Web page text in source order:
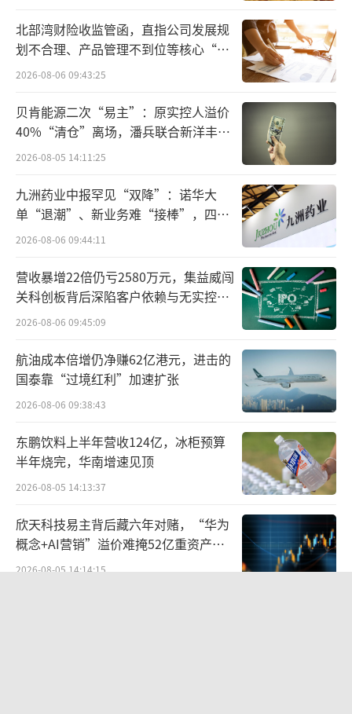
Olé food Hall和Olé supermarket三条产品线
服务更多细分人群。接下来，将加速拓展全新
的三个产品线门店规模，以全新的品牌矩阵布
局目标城市的核心商圈。
高价格难匹配消费需求
blt的曲折发展历程，折射出高端超市在当
前零售环境中的“水土不服”。随着消费者对
高品质商品需求的不断提升，高端超市逐渐成
为零售企业竞相布局的重要领域。众多品牌纷
纷推出高端业态门店，例如永辉旗下的Bravo Y
H、大润发推出的大润发Super以及盒马旗下的
也加入了这一赛道，如绿地集团旗下的G-super
和上海久光百货的Freshmart等。
高端超市业态在初期备受关注，进入零售
新阶段，高端超市的竞争环境发生了明显变
化，新零售受追捧、会员店加速布局等逐步挤
本和高客单价与消费者追求性价比存在差异，
均导致多家高端超市品牌发展遇到瓶颈。2024
北部湾财险收监管函，直指公司发展规
划不合理、产品管理不到位等核心“痛
点”
2026-08-06 09:43:25
贝肯能源二次“易主”：原实控人溢价
40%“清仓”离场，潘兵联合新洋丰、
宏科百世拟入主
2026-08-05 14:11:25
九洲药业中报罕见“双降”：诺华大
单“退潮”、新业务难“接棒”，四大
难关待闯
2026-08-06 09:44:11
营收暴增22倍仍亏2580万元，集益威闯
关科创板背后深陷客户依赖与无实控人
困局
2026-08-06 09:45:09
航油成本倍增仍净赚62亿港元，进击的
国泰靠“过境红利”加速扩张
2026-08-06 09:38:43
东鹏饮料上半年营收124亿，冰柜预算
半年烧完，华南增速见顶
2026-08-05 14:13:37
欣天科技易主背后藏六年对赌，“华为
概念+AI营销”溢价难掩52亿重资产考
验
2026-08-05 14:14:15